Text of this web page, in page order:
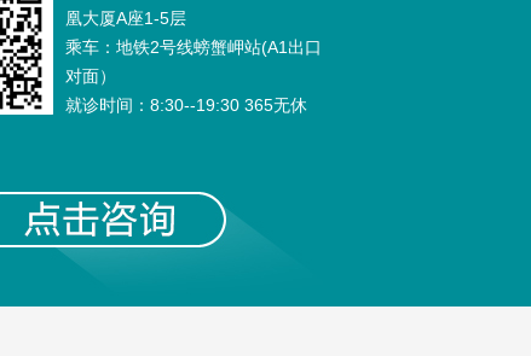
凰大厦A座1-5层
乘车：地铁2号线螃蟹岬站(A1出口
对面）
就诊时间：8:30--19:30 365无休